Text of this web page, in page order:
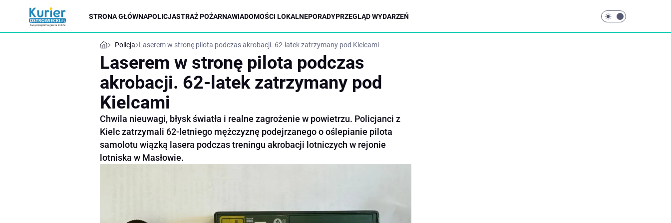
STRONA GŁÓWNAPOLICJASTRAŻ POŻARNAWIADOMOŚCI LOKALNEPORADYPRZEGLĄD WYDARZEŃ
Policja Laserem w stronę pilota podczas akrobacji. 62-latek zatrzymany pod Kielcami
Laserem w stronę pilota podczas
akrobacji. 62-latek zatrzymany pod
Kielcami
Chwila nieuwagi, błysk światła i realne zagrożenie w powietrzu. Policjanci z
Kielc zatrzymali 62-letniego mężczyznę podejrzanego o oślepianie pilota
samolotu wiązką lasera podczas treningu akrobacji lotniczych w rejonie
lotniska w Masłowie.